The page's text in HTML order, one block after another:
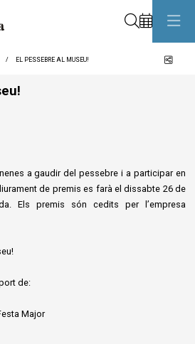
EL PESSEBRE AL MUSEU!
a gaudir del pessebre i a participar en
de premis es farà el dissabte 26 de
Els premis són cedits per l’empresa
de:
Major